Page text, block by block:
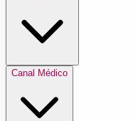
Canal Médico